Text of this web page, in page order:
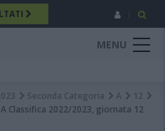
MENU
Seconda Categoria A
12
Classifica 2022/2023, giornata 12